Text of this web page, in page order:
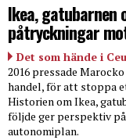
Ikea, gatubarnen
påtryckningar
Det som hände i
2016 pressade
handel, för att stoppa
Historien om Ikea,
följde ger perspektiv
autonomiplan.